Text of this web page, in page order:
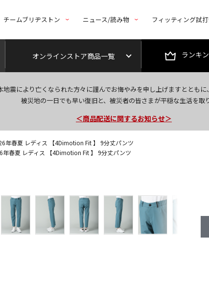
チームブリヂストン ニュース/読み物 フィッティング試
オンラインストア商品一覧 ランキ
地震により亡くなられた方々に謹んでお悔やみを申し上げますととも
被災地の一日でも早い復旧と、被災者の皆さまが平穏な生活を取
今なら新規会員登録で1,000円OFFクーポ
＜商品配送に関するお知らせ＞
＜夏季休暇中のご注文・発送・お問い合わ
年春夏 レディス 【4Dimotion Fit 】 9分丈パンツ
年春夏 レディス 【4Dimotion Fit 】 9分丈パンツ